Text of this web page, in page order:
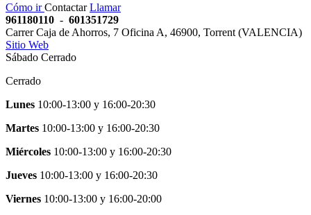
Cómo irContactarLlamar
961180110 - 601351729
Carrer Caja de Ahorros, 7 Oficina A, 46900, Torrent (VALENCIA)
Sitio Web
Sábado Cerrado
Cerrado
Lunes 10:00-13:00 y 16:00-20:30
Martes 10:00-13:00 y 16:00-20:30
Miércoles 10:00-13:00 y 16:00-20:30
Jueves 10:00-13:00 y 16:00-20:30
Viernes 10:00-13:00 y 16:00-20:00